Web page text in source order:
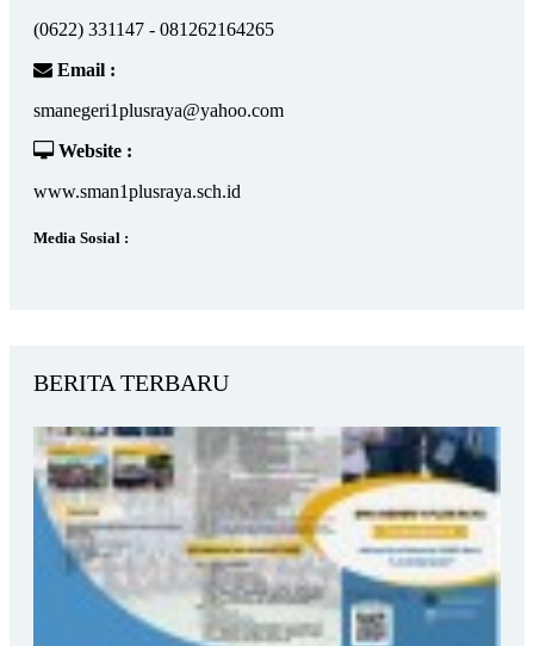
(0622) 331147 - 081262164265
Email :
smanegeri1plusraya@yahoo.com
Website :
www.sman1plusraya.sch.id
Media Sosial :
BERITA TERBARU